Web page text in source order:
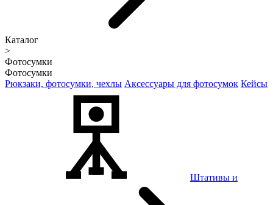
Каталог
>
Фотосумки
Фотосумки
Рюкзаки, фотосумки, чехлы Аксессуары для фотосумок Кейсы
Штативы и